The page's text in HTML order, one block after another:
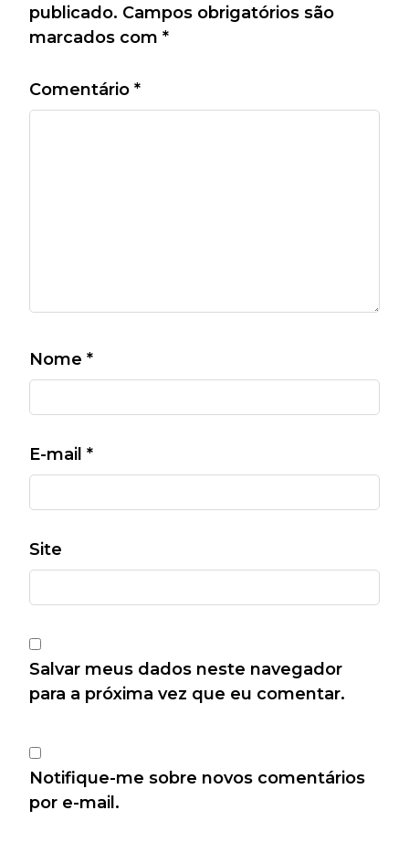
publicado. Campos obrigatórios são
marcados com *
Comentário *
Nome *
E-mail *
Site
Salvar meus dados neste navegador
para a próxima vez que eu comentar.
Notifique-me sobre novos comentários
por e-mail.